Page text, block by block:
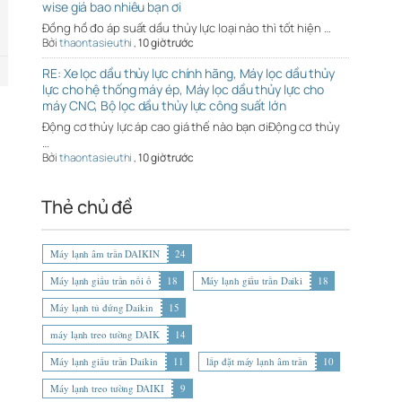
wise giá bao nhiêu bạn ơi
Đồng hồ đo áp suất dầu thủy lực loại nào thì tốt hiện …
Bởithaontasieuthi,10 giờ trước
RE: Xe lọc dầu thủy lực chính hãng, Máy lọc dầu thủy
lực cho hệ thống máy ép, Máy lọc dầu thủy lực cho
máy CNC, Bộ lọc dầu thủy lực công suất lớn
Động cơ thủy lực áp cao giá thế nào bạn ơiĐộng cơ thủy
…
Bởithaontasieuthi,10 giờ trước
Thẻ chủ đề
Máy lạnh âm trần DAIKIN
24
Máy lạnh giấu trần nối ố
18 Máy lạnh giấu trần Daiki
18
Máy lạnh tủ đứng Daikin
15
máy lạnh treo tường DAIK
14
Máy lạnh giấu trần Daikin
11 lắp đặt máy lạnh âm trần
10
Máy lạnh treo tường DAIKI
9